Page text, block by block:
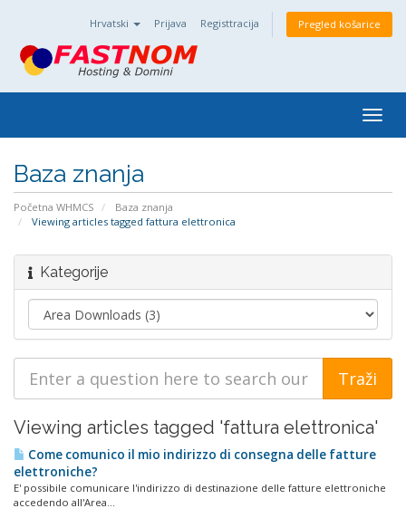
Hrvatski Prijava Registtracija Pregled košarice
Baza znanja
Početna WHMCS
Baza znanja
Viewing articles tagged fattura elettronica
Kategorije
Viewing articles tagged 'fattura elettronica'
Come comunico il mio indirizzo di consegna delle fatture
elettroniche?
E' possibile comunicare l'indirizzo di destinazione delle fatture elettroniche
accedendo all'Area...